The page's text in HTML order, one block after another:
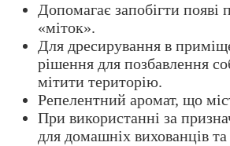
Допомагає запобігти появі
«міток».
Для дресирування в
рішення для позбавлення
мітити територію.
Репелентний аромат, що
При використанні за
для домашніх вихованців та